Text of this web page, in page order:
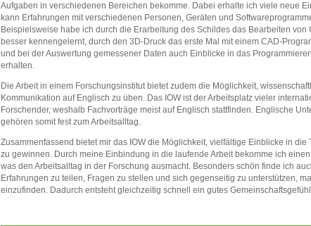
Aufgaben in verschiedenen Bereichen bekomme. Dabei erhalte ich viele neue
kann Erfahrungen mit verschiedenen Personen, Geräten und
Beispielsweise habe ich durch die Erarbeitung des Schildes das Bearbeiten von
besser kennengelernt, durch den 3D-Druck das erste Mal mit einem CAD-
und bei der Auswertung gemessener Daten auch Einblicke in das
erhalten.
Die Arbeit in einem Forschungsinstitut bietet zudem die Möglichkeit,
Kommunikation auf Englisch zu üben. Das IOW ist der Arbeitsplatz vieler
Forschender, weshalb Fachvorträge meist auf Englisch stattfinden. Englische
gehören somit fest zum Arbeitsalltag.
Zusammenfassend bietet mir das IOW die Möglichkeit, vielfältige Einblicke in
zu gewinnen. Durch meine Einbindung in die laufende Arbeit bekomme ich
was den Arbeitsalltag in der Forschung ausmacht. Besonders schön finde ich
Erfahrungen zu teilen, Fragen zu stellen und sich gegenseitig zu unterstützen,
einzufinden. Dadurch entsteht gleichzeitig schnell ein gutes